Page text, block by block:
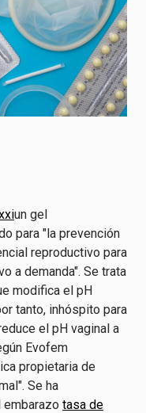
un gel
para "la prevención
reproductivo para
a demanda". Se trata
modifica el pH
tanto, inhóspito para
el pH vaginal a
Evofem
propietaria de
Se ha
tasa de